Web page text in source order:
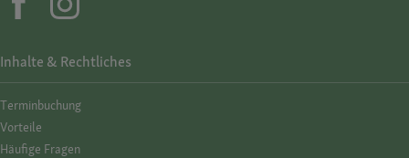
Inhalte & Rechtliches
Termin­buchung
Vorteile
Häufige Fragen